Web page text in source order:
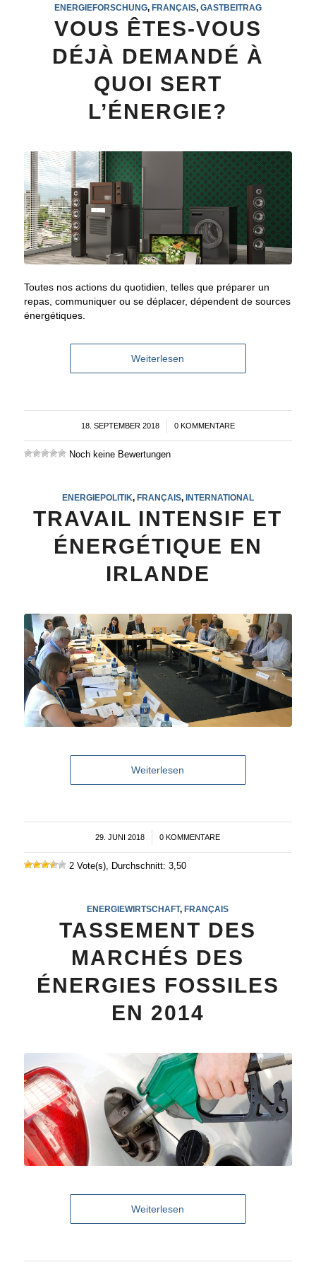
ENERGIEFORSCHUNG, FRANÇAIS, GASTBEITRAG
VOUS ÊTES-VOUS
DÉJÀ DEMANDÉ À
QUOI SERT
L’ÉNERGIE?
Toutes nos actions du quotidien, telles que préparer un
repas, communiquer ou se déplacer, dépendent de sources
énergétiques.
Weiterlesen
18. SEPTEMBER 2018
/ 0 KOMMENTARE
Noch keine Bewertungen
ENERGIEPOLITIK, FRANÇAIS, INTERNATIONAL
TRAVAIL INTENSIF ET
ÉNERGÉTIQUE EN
IRLANDE
Weiterlesen
29. JUNI 2018
/ 0 KOMMENTARE
2 Vote(s), Durchschnitt: 3,50
ENERGIEWIRTSCHAFT,FRANÇAIS
TASSEMENT DES
MARCHÉS DES
ÉNERGIES FOSSILES
EN 2014
Weiterlesen